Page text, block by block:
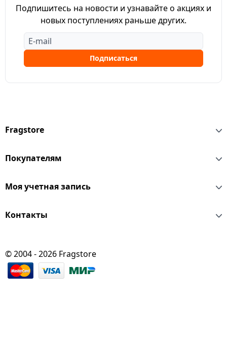
Подпишитесь на новости и узнавайте о акциях и
новых поступлениях раньше других.
Подписаться
Fragstore
Покупателям
Моя учетная запись
Контакты
© 2004 - 2026 Fragstore